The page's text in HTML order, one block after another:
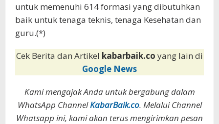
untuk memenuhi 614 formasi yang dibutuhkan
baik untuk tenaga teknis, tenaga Kesehatan dan
guru.(*)
Cek Berita dan Artikel kabarbaik.co yang lain di
Google News
Kami mengajak Anda untuk bergabung dalam
WhatsApp ChannelKabarBaik.co. Melalui Channel
Whatsapp ini, kami akan terus mengirimkan pesan